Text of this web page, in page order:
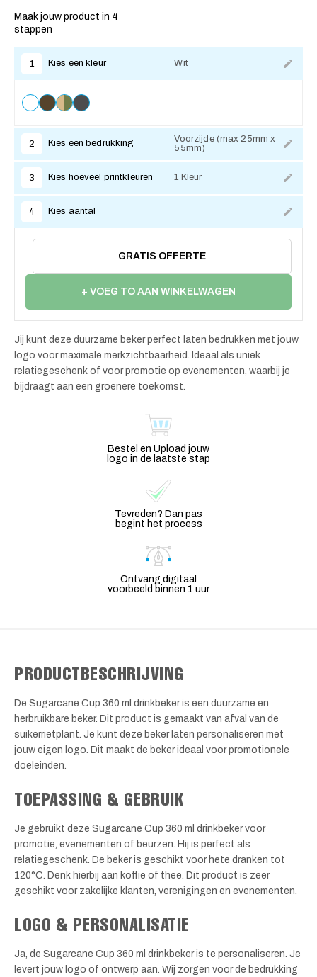
Maak jouw product in 4
stappen
1 Kies een kleur Wit
2 Kies een bedrukking
Voorzijde (max 25mm x
55mm)
3 Kies hoeveel printkleuren 1 Kleur
4 Kies aantal
GRATIS OFFERTE
+ VOEG TO AAN WINKELWAGEN
Jij kunt deze duurzame beker perfect laten bedrukken met jouw
logo voor maximale merkzichtbaarheid. Ideaal als uniek
relatiegeschenk of voor promotie op evenementen, waarbij je
bijdraagt aan een groenere toekomst.
Bestel en Upload jouw
logo in de laatste stap
Tevreden? Dan pas
begint het process
Ontvang digitaal
voorbeeld binnen 1 uur
PRODUCTBESCHRIJVING
De Sugarcane Cup 360 ml drinkbeker is een duurzame en
herbruikbare beker. Dit product is gemaakt van afval van de
suikerrietplant. Je kunt deze beker laten personaliseren met
jouw eigen logo. Dit maakt de beker ideaal voor promotionele
doeleinden.
TOEPASSING & GEBRUIK
Je gebruikt deze Sugarcane Cup 360 ml drinkbeker voor
promotie, evenementen of beurzen. Hij is perfect als
relatiegeschenk. De beker is geschikt voor hete dranken tot
120°C. Denk hierbij aan koffie of thee. Dit product is zeer
geschikt voor zakelijke klanten, verenigingen en evenementen.
LOGO & PERSONALISATIE
Ja, de Sugarcane Cup 360 ml drinkbeker is te personaliseren. Je
levert jouw logo of ontwerp aan. Wij zorgen voor de bedrukking